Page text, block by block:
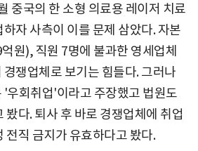
중국의 한 소형 의료용 레이저 치료
자 사측이 이를 문제 삼았다. 자본
원), 직원 7명에 불과한 영세업체
쟁업체로 보기는 힘들다. 그러나
우회취업'이라고 주장했고 법원도
봤다. 퇴사 후 바로 경쟁업체에 취업
전직 금지가 유효하다고 봤다.